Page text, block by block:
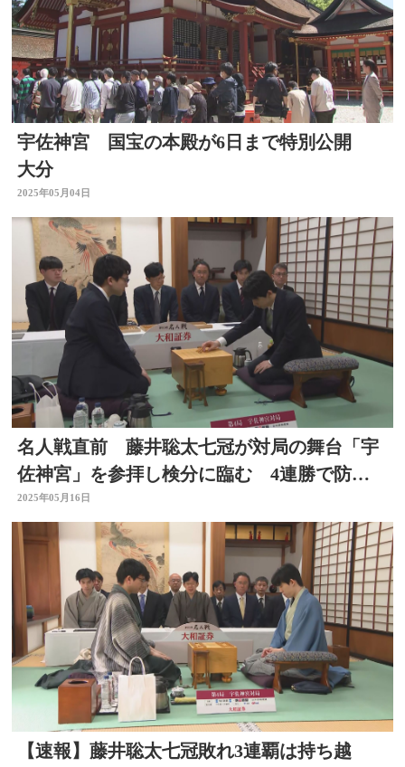
宇佐神宮 国宝の本殿が6日まで特別公開
大分
2025年05月04日
名人戦直前 藤井聡太七冠が対局の舞台「宇
佐神宮」を参拝し検分に臨む 4連勝で防衛
なるか 大分
2025年05月16日
【速報】藤井聡太七冠敗れ3連覇は持ち越